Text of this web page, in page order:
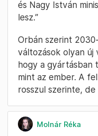
bejelentette, hogy
vámokat fog
nagyfiúk
Orbán szerint most
más országokban
Magyarországon
fel új munkásokat.
meghirdetik a 100
és Nagy István